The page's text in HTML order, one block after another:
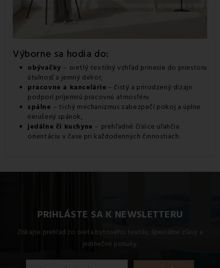
Výborne sa hodia do:
obývačky – svetlý textilný vzhľad prinesie do priestoru
útulnosť a jemný dekor,
pracovne a kancelárie – čistý a prirodzený dizajn
podporí príjemnú pracovnú atmosféru
spálne – tichý mechanizmus zabezpečí pokoj a úplne
nerušený spánok,
jedálne či kuchyne – prehľadné číslice uľahčia
orientáciu v čase pri každodenných činnostiach.
PRIHLÁSTE SA K NEWSLETTERU
Získajte prehľad zo sveta bytového textilu, špeciálne zľavy a
jedinečné ponuky.